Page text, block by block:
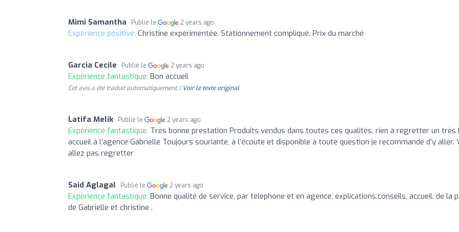
Mimi Samantha Publié le 2 years ago
Expérience positive: Christine expérimentée. Stationnement compliqué. Prix du marché
Garcia Cecile Publié le 2 years ago
Expérience fantastique: Bon accueil
Cet avis a été traduit automatiquement. | Voir le texte original
Latifa Melik Publié le 2 years ago
Expérience fantastique: Très bonne prestation Produits vendus dans toutes ces qualités, rien à regretter un très
accueil à l’agence Gabrielle Toujours souriante, à l’écoute et disponible à toute question je recommande d’y aller.
allez pas regretter
Said Aglagal Publié le 2 years ago
Expérience fantastique: Bonne qualité de service, par télephone et en agence, explications,conseils, accueil, de la
de Gabrielle et christine .